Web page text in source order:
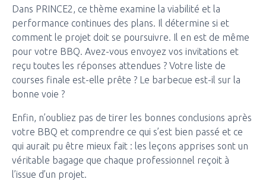
Dans PRINCE2, ce thème examine la viabilité et la
performance continues des plans. Il détermine si et
comment le projet doit se poursuivre. Il en est de même
pour votre BBQ. Avez-vous envoyez vos invitations et
reçu toutes les réponses attendues ? Votre liste de
courses finale est-elle prête ? Le barbecue est-il sur la
bonne voie ?
Enfin, n’oubliez pas de tirer les bonnes conclusions après
votre BBQ et comprendre ce qui s’est bien passé et ce
qui aurait pu être mieux fait : les leçons apprises sont un
véritable bagage que chaque professionnel reçoit à
l’issue d’un projet.